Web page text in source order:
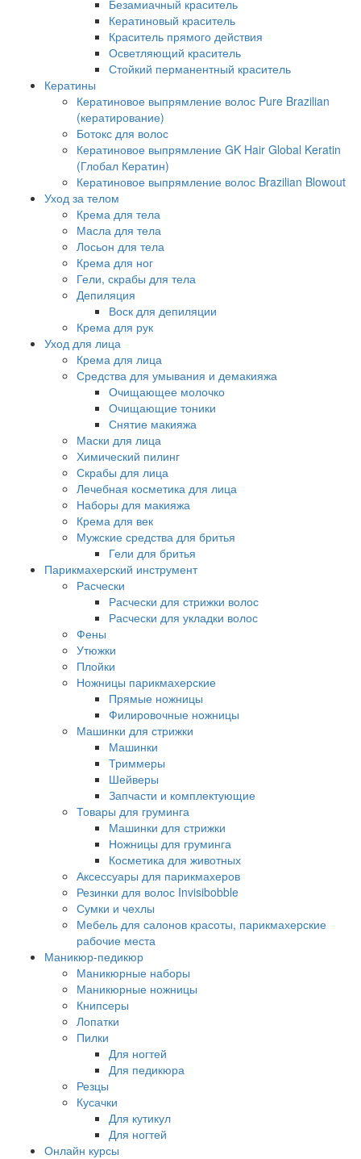
Безамиачный краситель
Кератиновый краситель
Краситель прямого действия
Осветляющий краситель
Стойкий перманентный краситель
Кератины
Кератиновое выпрямление волос Pure Brazilian
(кератирование)
Ботокс для волос
Кератиновое выпрямление GK Hair Global Keratin
(Глобал Кератин)
Кератиновое выпрямление волос Brazilian Blowout
Уход за телом
Крема для тела
Масла для тела
Лосьон для тела
Крема для ног
Гели, скрабы для тела
Депиляция
Воск для депиляции
Крема для рук
Уход для лица
Крема для лица
Средства для умывания и демакияжа
Очищающее молочко
Очищающие тоники
Снятие макияжа
Маски для лица
Химический пилинг
Скрабы для лица
Лечебная косметика для лица
Наборы для макияжа
Крема для век
Мужские средства для бритья
Гели для бритья
Парикмахерский инструмент
Расчески
Расчески для стрижки волос
Расчески для укладки волос
Фены
Утюжки
Плойки
Ножницы парикмахерские
Прямые ножницы
Филировочные ножницы
Машинки для стрижки
Машинки
Триммеры
Шейверы
Запчасти и комплектующие
Товары для груминга
Машинки для стрижки
Ножницы для груминга
Косметика для животных
Аксессуары для парикмахеров
Резинки для волос Invisibobble
Сумки и чехлы
Мебель для салонов красоты, парикмахерские
рабочие места
Маникюр-педикюр
Маникюрные наборы
Маникюрные ножницы
Книпсеры
Лопатки
Пилки
Для ногтей
Для педикюра
Резцы
Кусачки
Для кутикул
Для ногтей
Онлайн курсы